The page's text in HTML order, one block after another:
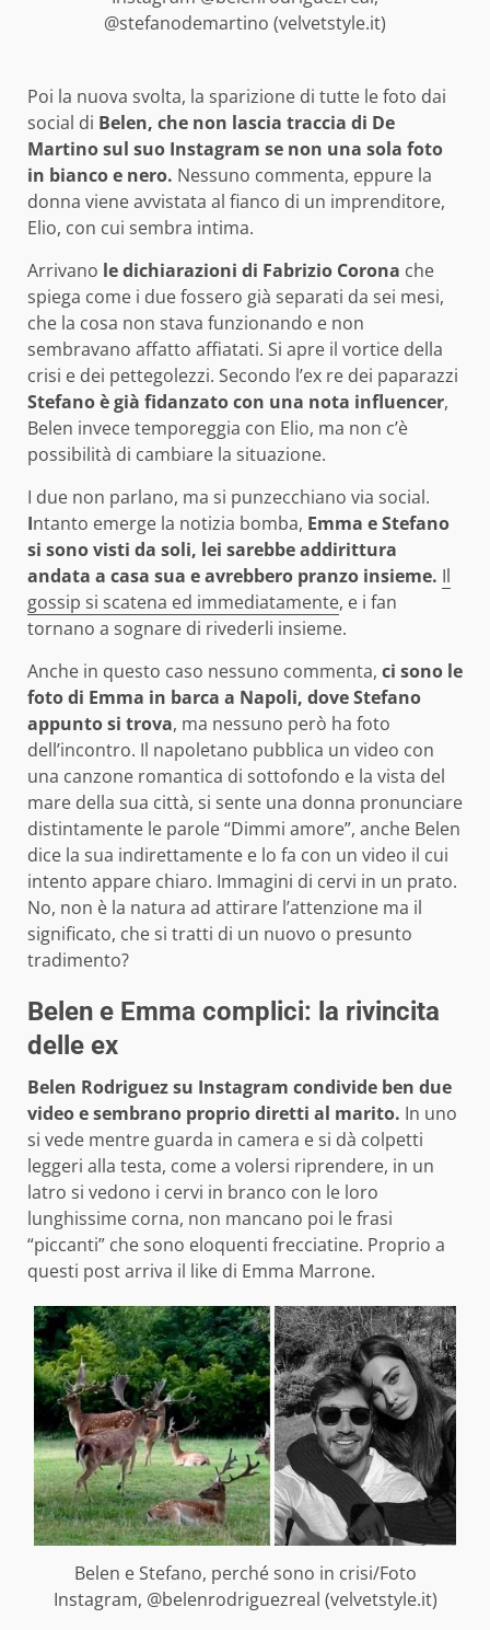
@stefanodemartino (velvetstyle.it)
Poi la nuova svolta, la sparizione di tutte le foto dai
social di Belen, che non lascia traccia di De
Martino sul suo Instagram se non una sola foto
in bianco e nero. Nessuno commenta, eppure la
donna viene avvistata al fianco di un imprenditore,
Elio, con cui sembra intima.
Arrivano le dichiarazioni di Fabrizio Corona che
spiega come i due fossero già separati da sei mesi,
che la cosa non stava funzionando e non
sembravano affatto affiatati. Si apre il vortice della
crisi e dei pettegolezzi. Secondo l’ex re dei paparazzi
Stefano è già fidanzato con una nota influencer,
Belen invece temporeggia con Elio, ma non c’è
possibilità di cambiare la situazione.
I due non parlano, ma si punzecchiano via social.
Intanto emerge la notizia bomba, Emma e Stefano
si sono visti da soli, lei sarebbe addirittura
andata a casa sua e avrebbero pranzo insieme. Il
gossip si scatena ed immediatamente, e i fan
tornano a sognare di rivederli insieme.
Anche in questo caso nessuno commenta, ci sono le
foto di Emma in barca a Napoli, dove Stefano
appunto si trova, ma nessuno però ha foto
dell’incontro. Il napoletano pubblica un video con
una canzone romantica di sottofondo e la vista del
mare della sua città, si sente una donna pronunciare
distintamente le parole “Dimmi amore”, anche Belen
dice la sua indirettamente e lo fa con un video il cui
intento appare chiaro. Immagini di cervi in un prato.
No, non è la natura ad attirare l’attenzione ma il
significato, che si tratti di un nuovo o presunto
tradimento?
Belen e Emma complici: la rivincita
delle ex
Belen Rodriguez su Instagram condivide ben due
video e sembrano proprio diretti al marito. In uno
si vede mentre guarda in camera e si dà colpetti
leggeri alla testa, come a volersi riprendere, in un
latro si vedono i cervi in branco con le loro
lunghissime corna, non mancano poi le frasi
“piccanti” che sono eloquenti frecciatine. Proprio a
questi post arriva il like di Emma Marrone.
Belen e Stefano, perché sono in crisi/Foto
Instagram, @belenrodriguezreal (velvetstyle.it)